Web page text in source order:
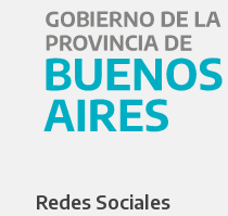
Redes Sociales